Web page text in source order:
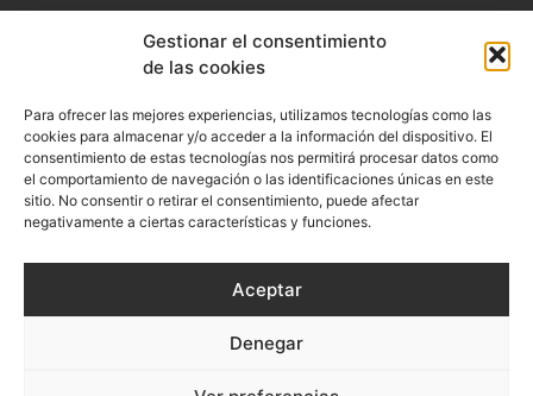
Gestionar el consentimiento
de las cookies
Para ofrecer las mejores experiencias, utilizamos tecnologías como las
cookies para almacenar y/o acceder a la información del dispositivo. El
consentimiento de estas tecnologías nos permitirá procesar datos como
el comportamiento de navegación o las identificaciones únicas en este
sitio. No consentir o retirar el consentimiento, puede afectar
negativamente a ciertas características y funciones.
Aceptar
Denegar
info@ramonzelada.com
instagram